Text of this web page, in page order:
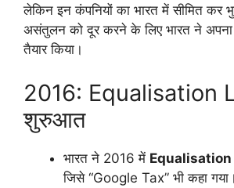
लेकिन इन कंपनियों का भारत में सीमित कर
असंतुलन को दूर करने के लिए भारत ने अपना
तैयार किया।
2016: Equalisation
शुरुआत
भारत ने 2016 में Equalisation
जिसे “Google Tax” भी कहा गया।